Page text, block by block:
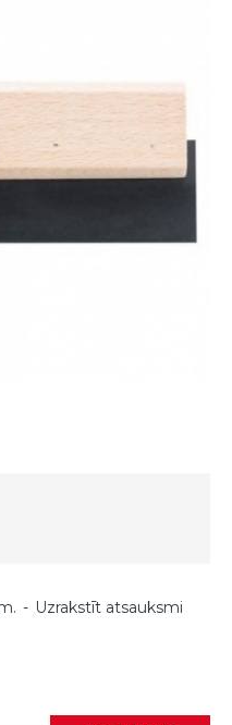
- Uzrakstīt atsauksmi